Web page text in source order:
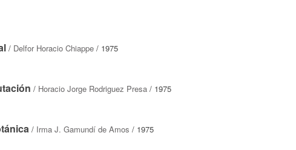
/ Delfor Horacio Chiappe / 1975
/ Horacio Jorge Rodriguez Presa / 1975
/ Irma J. Gamundí de Amos / 1975